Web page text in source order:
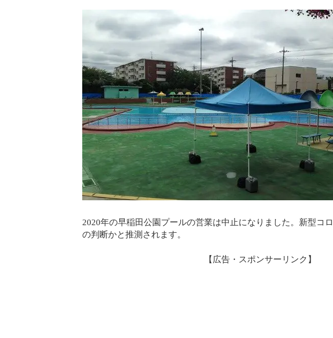
2020年の早稲田公園プールの営業は中止になりました。新型コ
の判断かと推測されます。
【広告・スポンサーリンク】